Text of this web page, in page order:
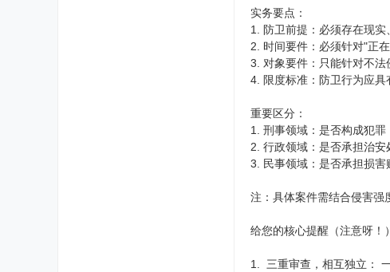
实务要点：
1. 防卫前提：必须存在现
2. 时间要件：必须针对"正
3. 对象要件：只能针对不法
4. 限度标准：防卫行为应
重要区分：
1. 刑事领域：是否构成犯罪
2. 行政领域：是否承担治安
3. 民事领域：是否承担损害
注：具体案件需结合侵害强
给您的核心提醒（注意呀！）
1. 三重审查，相互独立：